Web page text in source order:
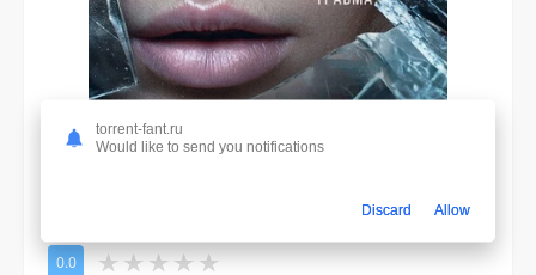
0.0
torrent-fant.ru
Would like to send you notifications
Discard Allow